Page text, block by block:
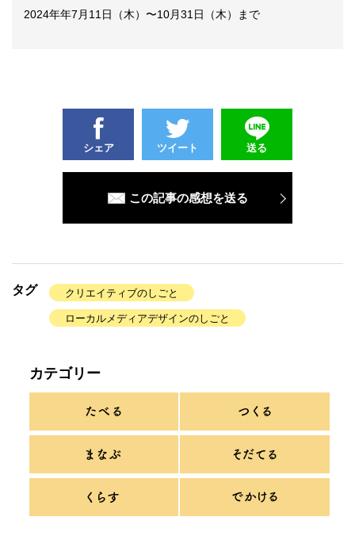
2024年年7月11日（木）〜10月31日（木）まで
シェア ツイート 送る
この記事の感想を送る
タグ クリエイティブのしごと
ローカルメディアデザインのしごと
カテゴリー